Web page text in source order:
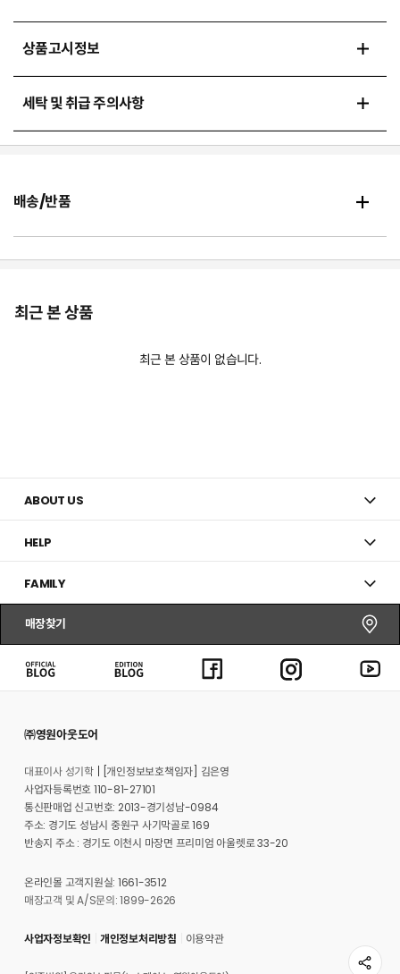
상품고시정보
세탁 및 취급 주의사항
배송/반품
최근 본 상품
최근 본 상품이 없습니다.
ABOUT US
HELP
FAMILY
매장찾기
㈜영원아웃도어
대표이사 성기학
[개인정보보호책임자] 김은영
사업자등록번호 110-81-27101
통신판매업 신고번호: 2013-경기성남-0984
주소: 경기도 성남시 중원구 사기막골로 169
반송지 주소 : 경기도 이천시 마장면 프리미엄 아울렛로 33-20
온라인몰 고객지원실: 1661-3512
매장고객 및 A/S문의: 1899-2626
사업자정보확인 개인정보처리방침 이용약관